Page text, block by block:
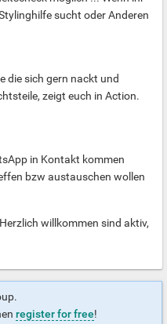
sucht oder Anderen
die sich gern nackt und
zeigt euch in Action.
in Kontakt kommen
bzw austauschen wollen
willkommen sind aktiv,
register for free!